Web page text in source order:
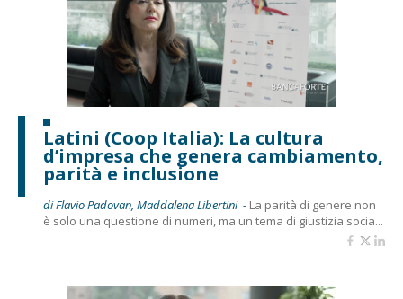
Latini (Coop Italia): La cultura
d’impresa che genera cambiamento,
parità e inclusione
di Flavio Padovan, Maddalena Libertini - La parità di genere non
è solo una questione di numeri, ma un tema di giustizia socia...